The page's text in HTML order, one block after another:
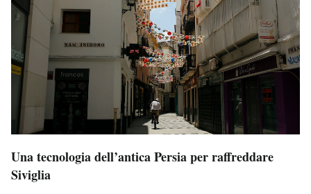
Una tecnologia dell’antica Persia per raffreddare
Siviglia